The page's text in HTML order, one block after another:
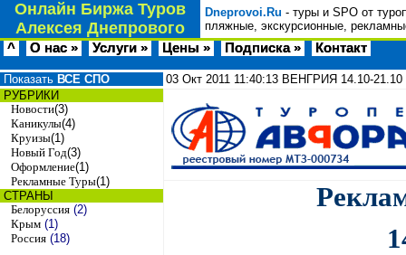
Онлайн Биржа Туров
Алексея Днепрового
Dneprovoi.Ru - туры и SPO от
пляжные, экскурсионные,
^ О нас » Услуги » Цены » Подписка » Контакт
Показать ВСЕ СПО
РУБРИКИ
Новости(3)
Каникулы(4)
Круизы(1)
Новый Год(3)
Оформление(1)
Рекламные Туры(1)
СТРАНЫ
Белоруссия (2)
Крым (1)
Россия (18)
03 Окт 2011 11:40:13 ВЕНГРИЯ 14.10-